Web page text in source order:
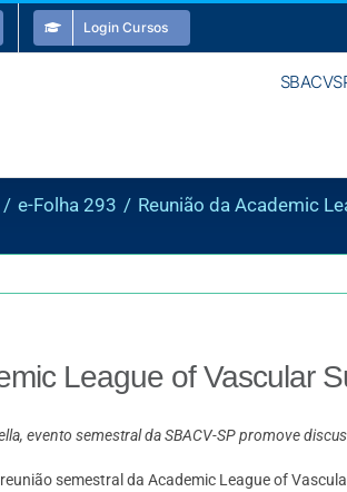
Login Cursos
e-Folha 293 Reunião da Academic
League of Vascular
evento semestral da SBACV-SP promove
semestral da Academic League of